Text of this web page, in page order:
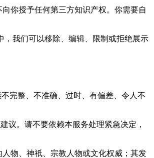
你授予任何第三方知识产权。你需要自
，我们可以移除、编辑、限制或拒绝展示
完整、不准确、过时、有偏差、令人不
议。请不要依赖本服务处理紧急决定，
物、神祇、宗教人物或文化权威；其发